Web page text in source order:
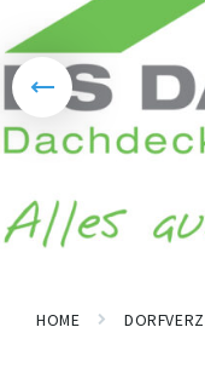
HOME